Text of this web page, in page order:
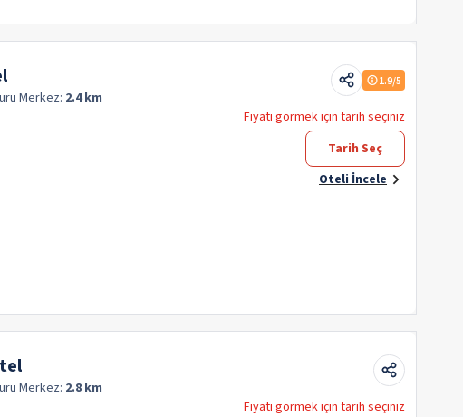
Merkez: 2.4 km
1.9/5
Fiyatı görmek için tarih seçiniz
Tarih Seç
Oteli İncele
Merkez: 2.8 km
Fiyatı görmek için tarih seçiniz